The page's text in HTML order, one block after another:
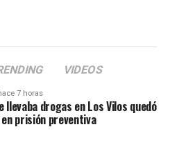
VIDEOS
7 horas
llevaba drogas en Los Vilos quedó
prisión preventiva